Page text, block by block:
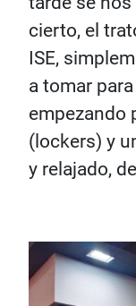
cierto, el
ISE,
a tomar
empezando
(lockers) y
y relajado,